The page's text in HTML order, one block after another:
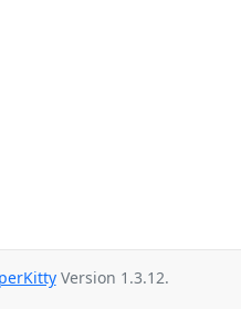
Version 1.3.12.